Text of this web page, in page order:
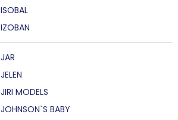
ISOBAL
IZOBAN
JAR
JELEN
JIRI MODELS
JOHNSON`S BABY